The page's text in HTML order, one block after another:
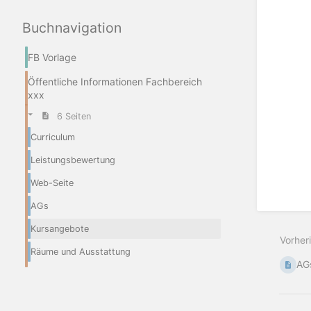
Buchnavigation
FB Vorlage
Öffentliche Informationen Fachbereich
xxx
6 Seiten
Curriculum
Leistungsbewertung
Web-Seite
AGs
Kursangebote
Räume und Ausstattung